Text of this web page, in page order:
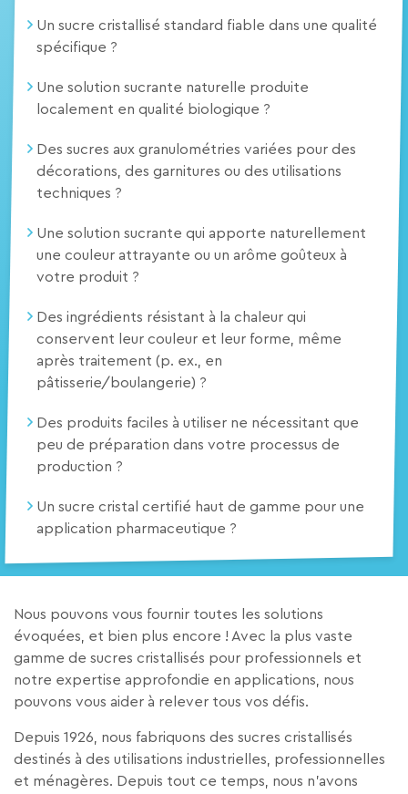
Un sucre cristallisé standard fiable dans une qualité
spécifique ?
Une solution sucrante naturelle produite
localement en qualité biologique ?
Des sucres aux granulométries variées pour des
décorations, des garnitures ou des utilisations
techniques ?
Une solution sucrante qui apporte naturellement
une couleur attrayante ou un arôme goûteux à
votre produit ?
Des ingrédients résistant à la chaleur qui
conservent leur couleur et leur forme, même
après traitement (p. ex., en
pâtisserie/boulangerie) ?
Des produits faciles à utiliser ne nécessitant que
peu de préparation dans votre processus de
production ?
Un sucre cristal certifié haut de gamme pour une
application pharmaceutique ?
Nous pouvons vous fournir toutes les solutions
évoquées, et bien plus encore ! Avec la plus vaste
gamme de sucres cristallisés pour professionnels et
notre expertise approfondie en applications, nous
pouvons vous aider à relever tous vos défis.
Depuis 1926, nous fabriquons des sucres cristallisés
destinés à des utilisations industrielles, professionnelles
et ménagères. Depuis tout ce temps, nous n’avons